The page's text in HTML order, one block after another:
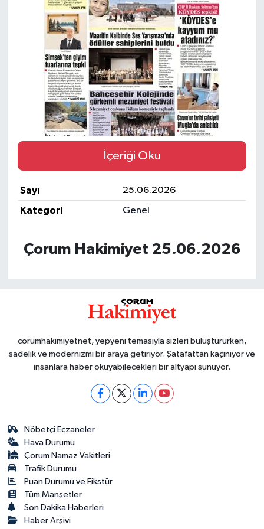
İçeriği Oku
Sayı
25.06.2026
Kategori
Genel
Çorum Hakimiyet 25.06.2026
corumhakimiyetnet, yepyeni temasıyla sizleri buluştururken,
sadelik ve modernizmi bir araya getiriyor. Şatafattan kaçınıyor ve
insanlara haber okuyabilecekleri bir altyapı sunuyor.
Nöbetçi Eczaneler
Hava Durumu
Çorum Namaz Vakitleri
Trafik Durumu
Puan Durumu ve Fikstür
Tüm Manşetler
Son Dakika Haberleri
Haber Arşivi
İLÇELER
OTOPARK
TEKNOLOJİ